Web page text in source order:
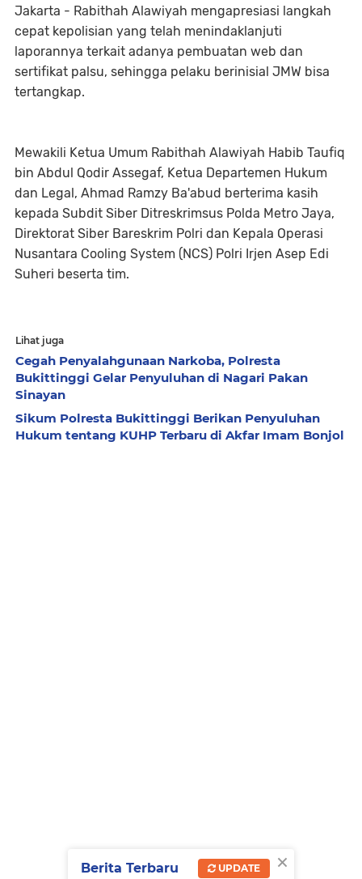
Jakarta - Rabithah Alawiyah mengapresiasi langkah
cepat kepolisian yang telah menindaklanjuti
laporannya terkait adanya pembuatan web dan
sertifikat palsu, sehingga pelaku berinisial JMW bisa
tertangkap.
Mewakili Ketua Umum Rabithah Alawiyah Habib Taufiq
bin Abdul Qodir Assegaf, Ketua Departemen Hukum
dan Legal, Ahmad Ramzy Ba'abud berterima kasih
kepada Subdit Siber Ditreskrimsus Polda Metro Jaya,
Direktorat Siber Bareskrim Polri dan Kepala Operasi
Nusantara Cooling System (NCS) Polri Irjen Asep Edi
Suheri beserta tim.
Lihat juga
Cegah Penyalahgunaan Narkoba, Polresta
Bukittinggi Gelar Penyuluhan di Nagari Pakan
Sinayan
Sikum Polresta Bukittinggi Berikan Penyuluhan
Hukum tentang KUHP Terbaru di Akfar Imam Bonjol
×
Berita Terbaru UPDATE